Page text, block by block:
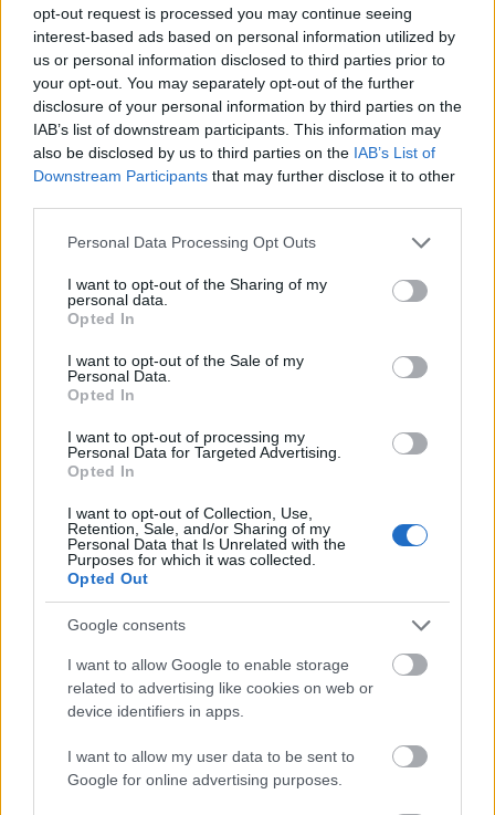
opt-out request is processed you may continue seeing
interest-based ads based on personal information utilized by
us or personal information disclosed to third parties prior to
your opt-out. You may separately opt-out of the further
disclosure of your personal information by third parties on the
IAB’s list of downstream participants. This information may
also be disclosed by us to third parties on the IAB’s List of
Downstream Participants that may further disclose it to other
Please note that this website/app uses one or more Google
not limited to your visit or usage behaviour. You may click to
grant or deny consent to Google and its third-party tags to
use your data for below specified purposes in below Google
consent section.
Personal Data Processing Opt Outs
I want to opt-out of the Sharing of my
personal data.
Opted In
I want to opt-out of the Sale of my
Personal Data.
Opted In
I want to opt-out of processing my
Personal Data for Targeted Advertising.
Opted In
I want to opt-out of Collection, Use,
Retention, Sale, and/or Sharing of my
Personal Data that Is Unrelated with the
Purposes for which it was collected.
Opted Out
Google consents
I want to allow Google to enable storage
related to advertising like cookies on web or
device identifiers in apps.
I want to allow my user data to be sent to
Google for online advertising purposes.
entrenando al margen, fue desconvocado. El mediapunta se
sometió a pruebas y sufre una lesión muscular en el sóleo
de la pierna izquierda. Estará de baja entre 2 y 3 semanas.
Por su parte, Ferran Torres jugó el primer partido de ‘La
Roja’ ante Georgia, pero acabó con molestias ese
encuentro y también fue desconvocado. Sufre una
sobrecarga muscular que no le debería impedir jugar en la
selección de Polonia con molestias musculares. Tras
practicarle pruebas, padece una rotura muscular en el
mediados o finales de noviembre.
La buena noticia para Hansi Flick en el parón internacional
es la recuperación de los lesionados Lamine Yamal y
Fermín, quienes podrían jugar contra el Girona.
Consejos de compra: cuatro jugadores en racha por
menos de 5 millones
selecciones? Te traemos cuatro
superan los 5 millones de precio.
Djené regresa con molestias